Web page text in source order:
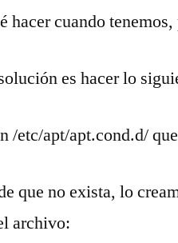
hacer cuando
es hacer lo
/etc/apt/apt.cond.d/
que no exista, lo
archivo: